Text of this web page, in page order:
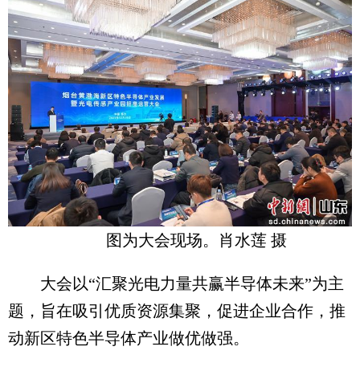
图为大会现场。肖水莲 摄
大会以“汇聚光电力量共赢半导体未来”为主
题，旨在吸引优质资源集聚，促进企业合作，推
动新区特色半导体产业做优做强。